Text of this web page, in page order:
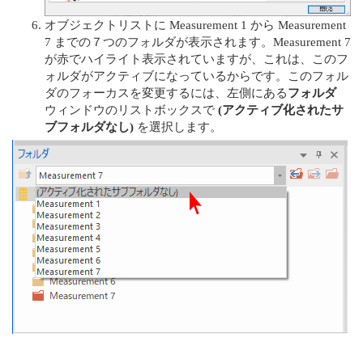
オブジェクトリストに Measurement 1 から Measurement
7 までの７つのフォルダが表示されます。Measurement 7
が赤でハイライト表示されていますが、これは、このフ
ォルダがアクティブになっているからです。このフォル
ダのフォーカスを変更するには、左側にあるフォルダ
ウィンドウのリストボックスで (アクティブ化されたサ
ブフォルダなし) を選択します。